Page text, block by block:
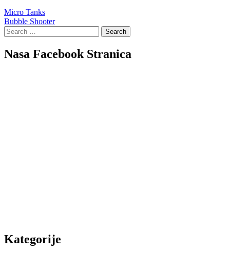
Post
navigation
Micro Tanks
Bubble Shooter
Search
for:
Nasa Facebook Stranica
Kategorije